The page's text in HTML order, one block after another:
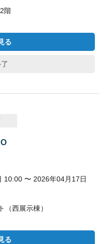
階
る
10:00 〜 2026年04月17日
（西展示棟）
る